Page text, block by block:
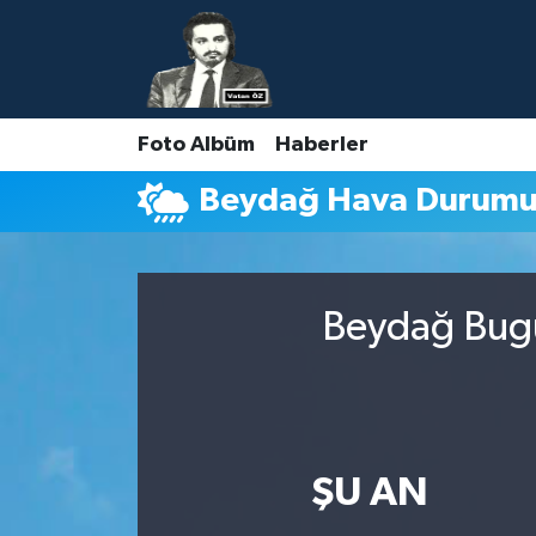
Foto Albüm Haberler
Beydağ Hava Durumu
Beydağ
ŞU AN
Nöbetçi Eczaneler
Hava Durumu
Namaz Vakitleri
Trafik Durumu
Süper Lig Puan Durumu ve Fikstür